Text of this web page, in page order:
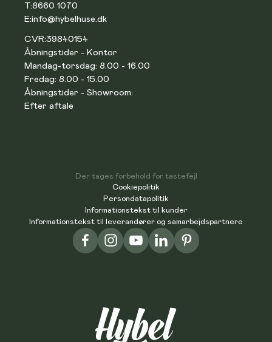
T:8660 1070
E:info@hybelhuse.dk
CVR:39840154
Åbningstider - Kontor
Mandag-torsdag: 8.00 - 16.00
Fredag: 8.00 - 15.00
Åbningstider - Showroom:
Efter aftale
Cookiepolitik
Persondatapolitik
Informationstekst til kunder
Informationstekst til leverandører og samarbejdspartnere
Der tages forbehold for tastefejl